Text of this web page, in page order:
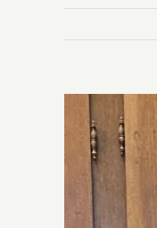
Ingrandisci
immagine